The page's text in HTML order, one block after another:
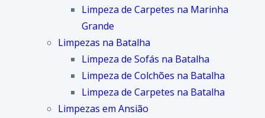
Limpeza de Carpetes na Marinha
Grande
Limpezas na Batalha
Limpeza de Sofás na Batalha
Limpeza de Colchões na Batalha
Limpeza de Carpetes na Batalha
Limpezas em Ansião